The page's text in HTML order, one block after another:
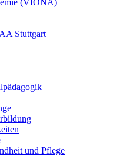
(VIONA)
Stuttgart
und Pflege